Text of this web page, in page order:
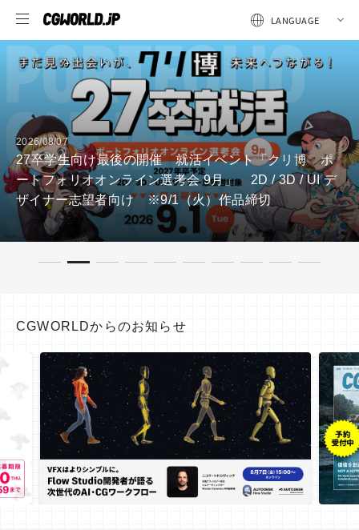
ント「クリ博 ポ
2D / 3D / UI デ
締切
2026/08/07
【全3回・第3回】Mori Calliopeの
生まれる？――東映ツークン研究
CGWORLDからのお知らせ